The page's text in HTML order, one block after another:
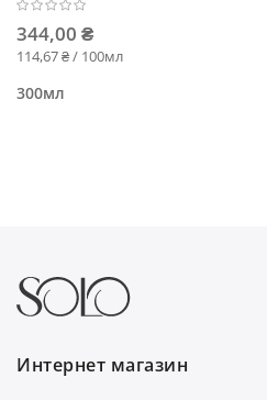
344,00 ₴
114,67 ₴ / 100мл
300мл
Интернет магазин